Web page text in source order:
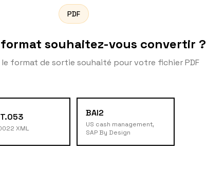
PDF
souhaitez-vous convertir ?
format de sortie souhaité pour votre fichier PDF
XML
BAI2
US cash management,
SAP By Design